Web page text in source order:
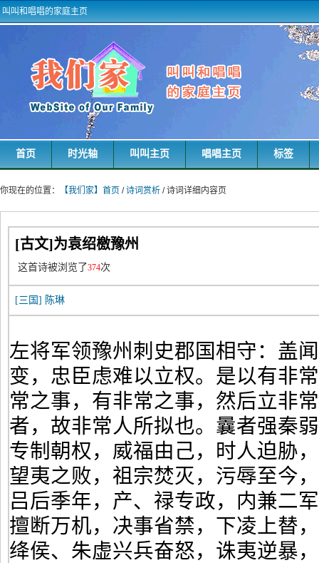
叫叫和唱唱的家庭主页
首页 时光轴 叫叫主页 唱唱主页 标签
你现在的位置： 【我们家】首页 /诗词赏析 / 诗词详细内容页
[古文]为袁绍檄豫州
这首诗被浏览了374次
[三国] 陈琳
左将军领豫州刺史郡国相守：盖
变，忠臣虑难以立权。是以有非
常之事，有非常之事，然后立非
者，故非常人所拟也。曩者强秦
专制朝权，威福由己，时人迫胁
望夷之败，祖宗焚灭，污辱至今
吕后季年，产、禄专政，内兼二
擅断万机，决事省禁，下凌上替
绛侯、朱虚兴兵奋怒，诛夷逆暴